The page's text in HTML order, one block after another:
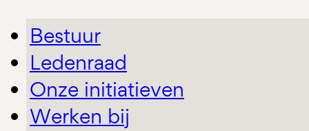
Bestuur
Ledenraad
Onze initiatieven
Werken bij